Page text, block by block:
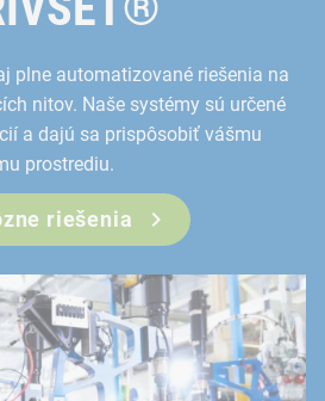
spojov
alebo viacvrstvových spojov
plne automatizované riešenia na
nitov. Naše systémy sú určené
a dajú sa prispôsobiť vášmu
prostrediu.
riešenia